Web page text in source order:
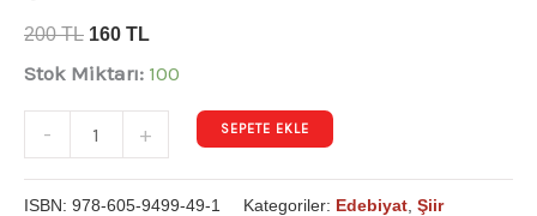
200TL 160 TL
Stok Miktarı: 100
- + SEPETE EKLE
ISBN: 978-605-9499-49-1 Kategoriler: Edebiyat Şiir